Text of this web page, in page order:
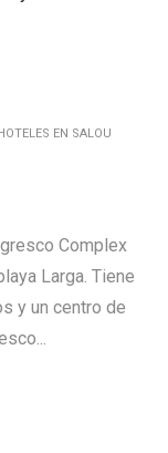
EN SALOU
Complex
Larga. Tiene
y un centro de